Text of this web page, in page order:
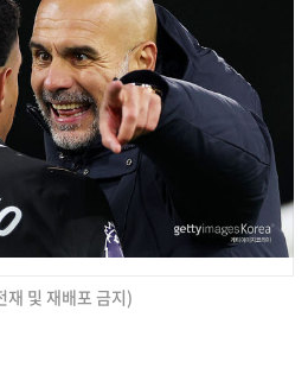
및 재배포 금지)